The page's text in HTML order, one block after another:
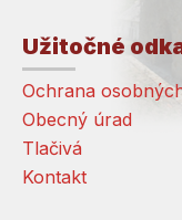
Užitočné
Ochrana
Obecný úrad
Tlačivá
Kontakt